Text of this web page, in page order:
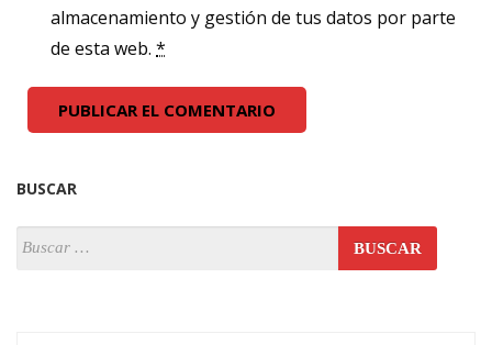
almacenamiento y gestión de tus datos por parte
de esta web. *
BUSCAR